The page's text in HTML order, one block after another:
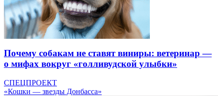
Почему собакам не ставят виниры: ветеринар —
о мифах вокруг «голливудской улыбки»
СПЕЦПРОЕКТ
«Кошки — звезды Донбасса»